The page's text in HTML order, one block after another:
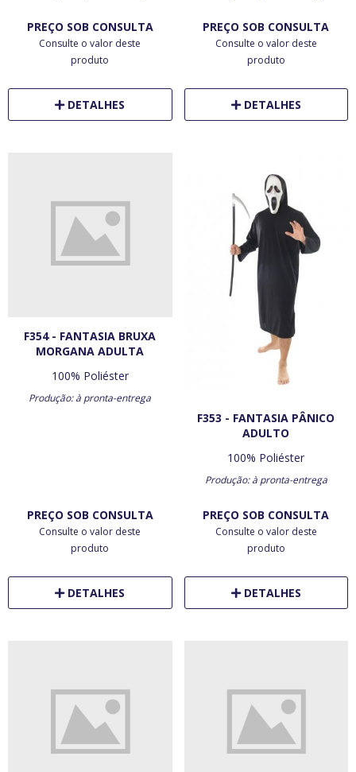
PREÇO SOB CONSULTA
Consulte o valor deste
produto
DETALHES
PREÇO SOB CONSULTA
Consulte o valor deste
produto
DETALHES
F354 - FANTASIA BRUXA
MORGANA ADULTA
100% Poliéster
Produção: à pronta-entrega
PREÇO SOB CONSULTA
Consulte o valor deste
produto
DETALHES
F353 - FANTASIA PÂNICO
ADULTO
100% Poliéster
Produção: à pronta-entrega
PREÇO SOB CONSULTA
Consulte o valor deste
produto
DETALHES